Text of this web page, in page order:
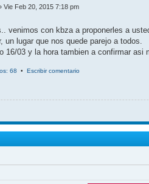
Vie Feb 20, 2015 7:18 pm
venimos con kbza a proponerles a
un lugar que nos quede parejo a todos.
16/03 y la hora tambien a confirmar asi
68 • Escribir comentario